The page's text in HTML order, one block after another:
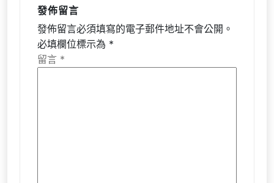
發佈留言
發佈留言必須填寫的電子郵件地址不會公開。
必填欄位標示為 *
留言 *